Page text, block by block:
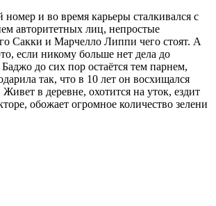
номер и во время карьеры сталкивался с
авторитетных лиц, непростые
Сакки и Марчелло Липпи чего стоят. А
если никому больше нет дела до
до сих пор остаётся тем парнем,
так, что в 10 лет он восхищался
в деревне, охотится на уток, ездит
обожает огромное количество зелени